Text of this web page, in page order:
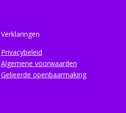
Verklaringen
Privacybeleid
Algemene voorwaarden
Gelieerde openbaarmaking